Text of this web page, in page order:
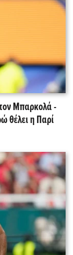
Μπαρκολά -
θέλει η Παρί